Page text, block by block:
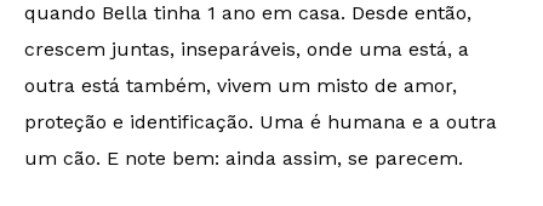
quando Bella tinha 1 ano em casa. Desde então,
crescem juntas, inseparáveis, onde uma está, a
outra está também, vivem um misto de amor,
proteção e identificação. Uma é humana e a outra
um cão. E note bem: ainda assim, se parecem.